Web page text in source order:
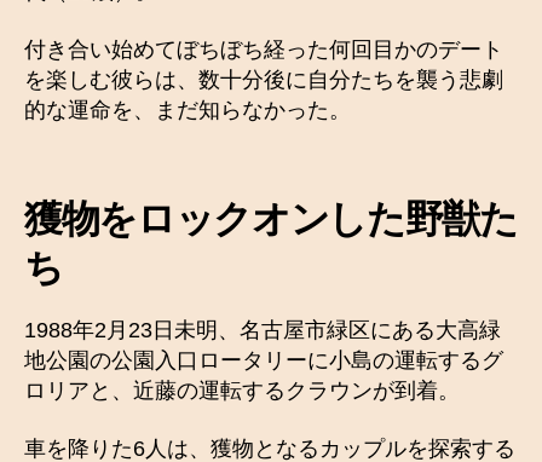
付き合い始めてぼちぼち経った何回目かのデート
を楽しむ彼らは、数十分後に自分たちを襲う悲劇
的な運命を、まだ知らなかった。
獲物をロックオンした野獣た
ち
1988年2月23日未明、名古屋市緑区にある大高緑
地公園の公園入口ロータリーに小島の運転するグ
ロリアと、近藤の運転するクラウンが到着。
車を降りた6人は、獲物となるカップルを探索する